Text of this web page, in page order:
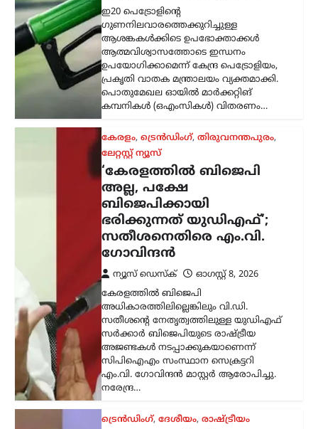
ഇ20 പെട്രോളിന്റെ
ഗുണനിലവാരത്തെക്കുറിച്ചുള്ള
ആശങ്കകൾക്കിടെ ഉപഭോക്താക്കൾ
ആത്മവിശ്വാസത്തോടെ ഇന്ധനം
ഉപയോഗിക്കാമെന്ന് കേന്ദ്ര പെട്രോളിയം,
പ്രകൃതി വാതക മന്ത്രാലയം വ്യക്തമാക്കി.
പൊതുമേഖല ഓയിൽ മാർക്കറ്റിങ്
കമ്പനികൾ (ഒഎംസികൾ) വിതരണം…
കേരളം, ട്രെൻഡിംഗ്, തിരുവനന്തപുരം,
ലേറ്റസ്റ്റ് ന്യൂസ്
‘കേരളത്തിൽ ബിജെപി
അല്ല, പക്ഷേ
ബിജെപിക്കായി
ഭരിക്കുന്നത് യുഡിഎഫ്’;
സതീശനെതിരെ എം.വി.
ഗോവിന്ദൻ
ന്യൂസ് ഡെസ്ക്
ഓഗസ്റ്റ്‌ 8, 2026
കേരളത്തിൽ ബിജെപി
അധികാരത്തിലില്ലെങ്കിലും വി.ഡി.
സതീശന്റെ നേതൃത്വത്തിലുള്ള യുഡിഎഫ്
സർക്കാർ ബിജെപിയുടെ രാഷ്ട്രീയ
അജണ്ടകൾ നടപ്പാക്കുകയാണെന്ന്
സിപിഐഎം സംസ്ഥാന സെക്രട്ടറി
എം.വി. ഗോവിന്ദൻ മാസ്റ്റർ ആരോപിച്ചു.
നരേന്ദ്ര…
ട്രെൻഡിംഗ്, ദേശീയം, രാഷ്ട്രീയം